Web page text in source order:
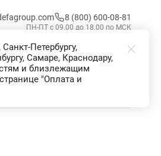
8 (800) 600-08-81
ПН-ПТ с 09.00 до 18.00 по МСК
Избранное Корзина Войти
Петербургу,
Самаре, Краснодару,
и близлежащим
"Оплата и